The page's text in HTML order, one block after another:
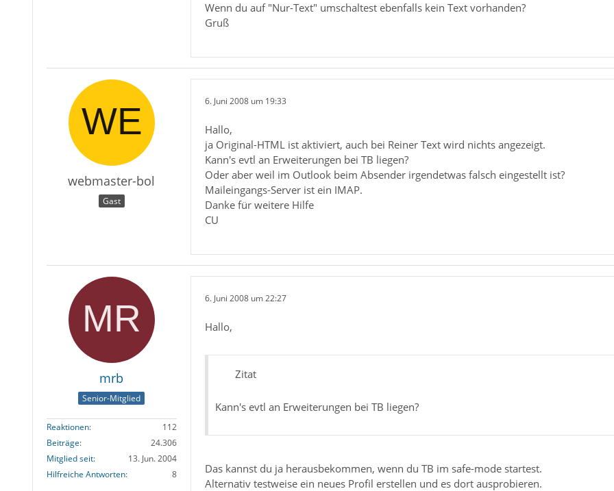
Wenn du auf "Nur-Text" umschaltest ebenfalls kein Text vorhanden?
Gruß
webmaster-bol
Gast
6. Juni 2008 um 19:33
Hallo,
ja Original-HTML ist aktiviert, auch bei Reiner Text wird nichts angezeigt.
Kann's evtl an Erweiterungen bei TB liegen?
Oder aber weil im Outlook beim Absender irgendetwas falsch eingestellt ist?
Maileingangs-Server ist ein IMAP.
Danke für weitere Hilfe
CU
mrb
Senior-Mitglied
Reaktionen
112
Beiträge
24.306
Mitglied seit
13. Jun. 2004
Hilfreiche Antworten
8
6. Juni 2008 um 22:27
Hallo,
Zitat
Kann's evtl an Erweiterungen bei TB liegen?
Das kannst du ja herausbekommen, wenn du TB im safe-mode startest.
Alternativ testweise ein neues Profil erstellen und es dort ausprobieren.